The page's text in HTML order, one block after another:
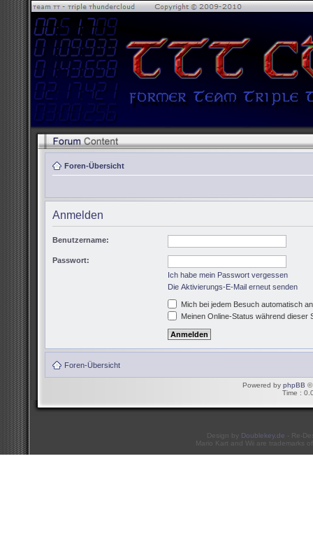
Foren-Übersicht
Anmelden
Benutzername:
Passwort:
Ich habe mein Passwort vergessen
Die Aktivierungs-E-Mail erneut senden
Mich bei jedem Besuch automatisch
Meinen Online-Status während dieser
Foren-Übersicht
Powered by phpBB ©
Time :
Design by Doublekey.de - Re-
Mario Kart and Wii are trademarks